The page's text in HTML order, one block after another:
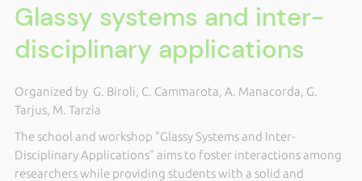
Glassy systems and inter-
disciplinary applications
Organized by G. Biroli, C. Cammarota, A. Manacorda, G.
Tarjus, M. Tarzia
The school and workshop "Glassy Systems and Inter-
Disciplinary Applications" aims to foster interactions among
researchers while providing students with a solid and